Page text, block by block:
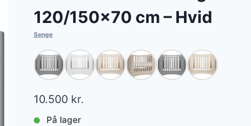
120/150×70 cm – Hvid
Senge
10.500 kr.
På lager